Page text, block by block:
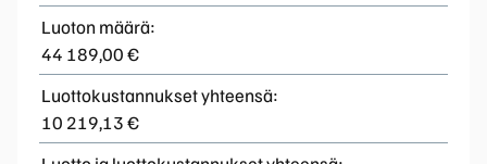
Luoton määrä:
44 189,00 €
Luottokustannukset yhteensä:
10 219,13 €